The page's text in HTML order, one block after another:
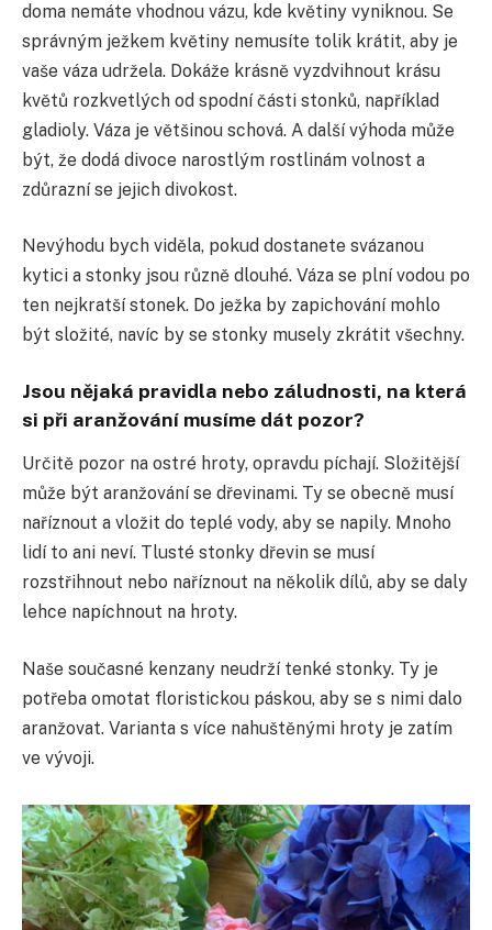
doma nemáte vhodnou vázu, kde květiny vyniknou. Se
správným ježkem květiny nemusíte tolik krátit, aby je
vaše váza udržela. Dokáže krásně vyzdvihnout krásu
květů rozkvetlých od spodní části stonků, například
gladioly. Váza je většinou schová. A další výhoda může
být, že dodá divoce narostlým rostlinám volnost a
zdůrazní se jejich divokost.
Nevýhodu bych viděla, pokud dostanete svázanou
kytici a stonky jsou různě dlouhé. Váza se plní vodou po
ten nejkratší stonek. Do ježka by zapichování mohlo
být složité, navíc by se stonky musely zkrátit všechny.
Jsou nějaká pravidla nebo záludnosti, na která
si při aranžování musíme dát pozor?
Určitě pozor na ostré hroty, opravdu píchají. Složitější
může být aranžování se dřevinami. Ty se obecně musí
naříznout a vložit do teplé vody, aby se napily. Mnoho
lidí to ani neví. Tlusté stonky dřevin se musí
rozstřihnout nebo naříznout na několik dílů, aby se daly
lehce napíchnout na hroty.
Naše současné kenzany neudrží tenké stonky. Ty je
potřeba omotat floristickou páskou, aby se s nimi dalo
aranžovat. Varianta s více nahuštěnými hroty je zatím
ve vývoji.